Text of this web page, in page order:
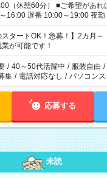
■ご希望があれば下記シフトもOK！
16:00 遅番 10:00～19:00 夜勤
わせたい」 「余裕を持って夕
残業はしたくない」 など、ご
のお仕事の勤務時間。 合計
きません。
スタートOK！急募！】2カ月
が可能です！
/ 40～50代活躍中 / 服装自由 /
集 / 電話対応なし / パソコン
応募する
未読